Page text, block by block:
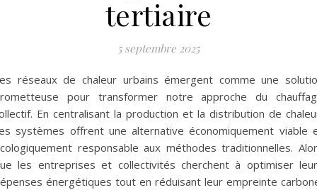
tertiaire
5 septembre 2025
réseaux de chaleur urbains émergent comme une
pour transformer notre approche du
En centralisant la production et la distribution de
systèmes offrent une alternative économiquement viable
responsable aux méthodes traditionnelles.
les entreprises et collectivités cherchent à optimiser
énergétiques tout en réduisant leur empreinte